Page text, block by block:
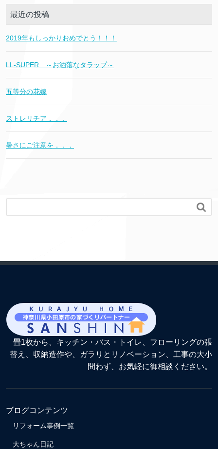
最近の投稿
2019年もしっかりおめでとう！！！
LL-SUPER ～お洒落なタラップ～
五等分の花嫁
ストレリチア．．．
暑さにご注意を．．．

畳1枚から、キッチン・バス・トイレ、フローリングの張
替え、収納造作や、ガラリとリノベーション、工事の大小
問わず、お気軽に御相談ください。
ブログコンテンツ
リフォーム事例一覧
大ちゃん日記